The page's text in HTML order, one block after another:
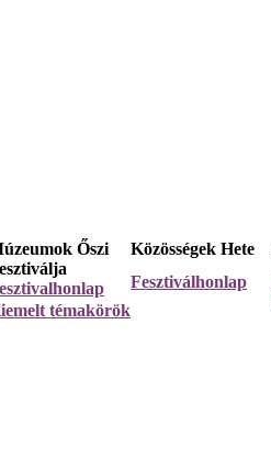
Őszi
témakörök
Közösségek Hete
Fesztiválhonlap